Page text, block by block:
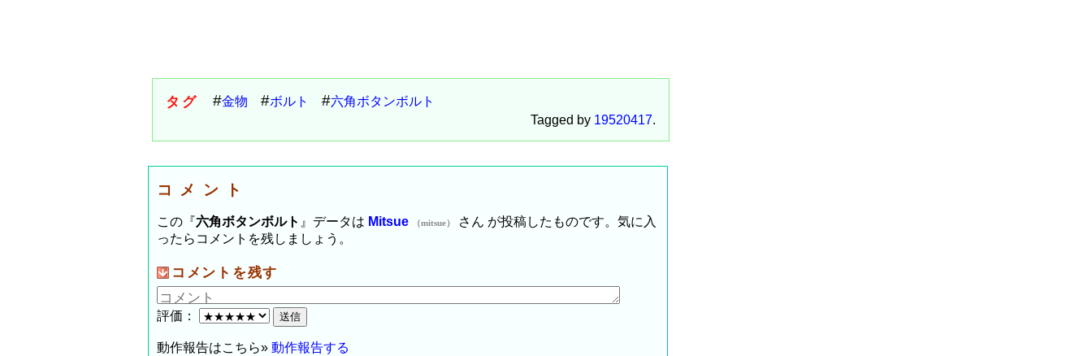
タグ 金物 ボルト
六角ボタンボルト
Tagged by 19520417.
コメント
この『六角ボタンボルト 』データは Mitsue （mitsue）
さん が投稿したものです。気に入
ったらコメントを残しましょう。
コメントを残す
評価：
動作報告はこちら» 動作報告する